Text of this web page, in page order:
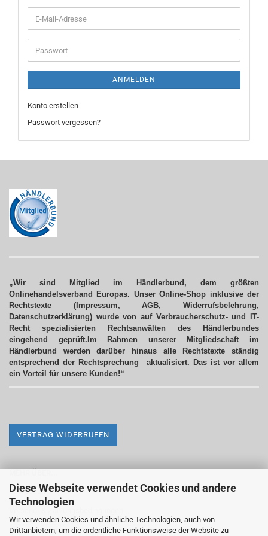
Diese Webseite verwendet Cookies und andere
Technologien
Wir verwenden Cookies und ähnliche Technologien, auch von
Drittanbietern, um die ordentliche Funktionsweise der Website zu
E-
Mail-
Adresse
Passwort
ANMELDEN
Konto erstellen
Passwort vergessen?
„Wir sind Mitglied im Händlerbund, dem größten
Onlinehandelsverband Europas. Unser Online-Shop inklusive der
Rechtstexte (Impressum, AGB, Widerrufsbelehrung,
Datenschutzerklärung) wurde von auf Verbraucherschutz- und IT-
Recht spezialisierten Rechtsanwälten des Händlerbundes
eingehend geprüft.Im Rahmen unserer Mitgliedschaft im
Händlerbund werden darüber hinaus alle Rechtstexte ständig
entsprechend der Rechtsprechung aktualisiert. Das ist vor allem
ein Vorteil für unsere Kunden!“
VERTRAG WIDERRUFEN
Impressum
Versand- & Zahlungsbedingungen
Widerrufsrecht & Widerrufsformular